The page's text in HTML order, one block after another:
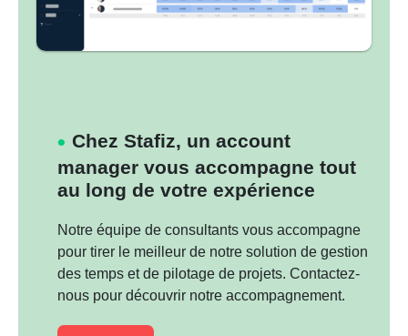
Chez Stafiz, un account
manager vous accompagne tout
au long de votre expérience
Notre équipe de consultants vous accompagne
pour tirer le meilleur de notre solution de gestion
des temps et de pilotage de projets. Contactez-
nous pour découvrir notre accompagnement.